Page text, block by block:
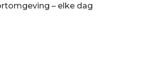
– elke dag